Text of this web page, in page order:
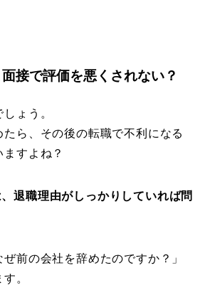
接で評価を悪くされない？
ょう。
ら、その後の転職で不利になる
すよね？
退職理由がしっかりしていれば問
前の会社を辞めたのですか？」
。